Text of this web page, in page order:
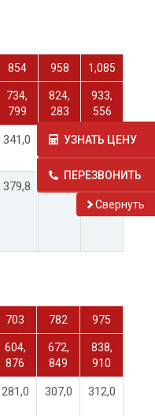
854 958 1,085
734,
799
824,
283
933,
556
341,0 375,0 413,0
379,8
703 782 975
604,
876
672,
849
838,
910
281,0 307,0 312,0
УЗНАТЬ ЦЕНУ
ПЕРЕЗВОНИТЬ
Cвернуть